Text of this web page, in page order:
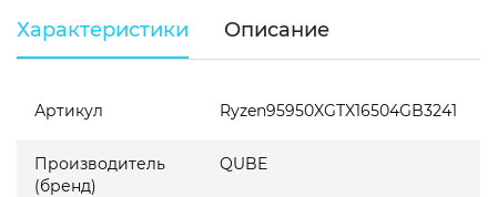
Характеристики Описание
Артикул Ryzen95950XGTX16504GB3241
Производитель
(бренд)
QUBE